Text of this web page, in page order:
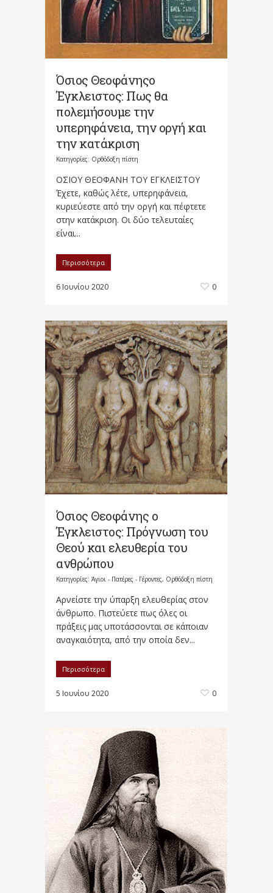
Όσιος Θεοφάνηςο
Έγκλειστος: Πως θα
πολεμήσουμε την
υπερηφάνεια, την οργή και
την κατάκριση
Κατηγορίες: Ορθόδοξη πίστη
ΟΣΙΟΥ ΘΕΟΦΑΝΗ ΤΟΥ ΕΓΚΛΕΙΣΤΟΥ
Έχετε, καθώς λέτε, υπερηφάνεια,
κυριεύεστε από την οργή και πέφτετε
στην κατάκριση. Οι δύο τελευταίες
είναι...
Περισσότερα
6 Ιουνίου 2020 0
Όσιος Θεοφάνης ο
Έγκλειστος: Πρόγνωση του
Θεού και ελευθερία του
ανθρώπου
Κατηγορίες: Άγιοι - Πατέρες - Γέροντες, Ορθόδοξη πίστη
Αρνείστε την ύπαρξη ελευθερίας στον
άνθρωπο. Πιστεύετε πως όλες οι
πράξεις μας υποτάσσονται σε κάποιαν
αναγκαιότητα, από την οποία δεν...
Περισσότερα
5 Ιουνίου 2020 0